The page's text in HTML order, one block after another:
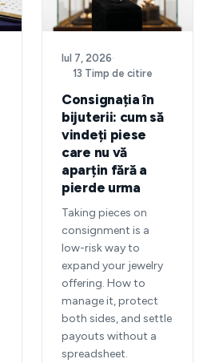
Iul 7, 2026·
13 Timp de citire
Consignația în
bijuterii: cum să
vindeți piese
care nu vă
aparțin fără a
pierde urma
Taking pieces on
consignment is a
low-risk way to
expand your jewelry
offering. How to
manage it, protect
both sides, and settle
payouts without a
spreadsheet.